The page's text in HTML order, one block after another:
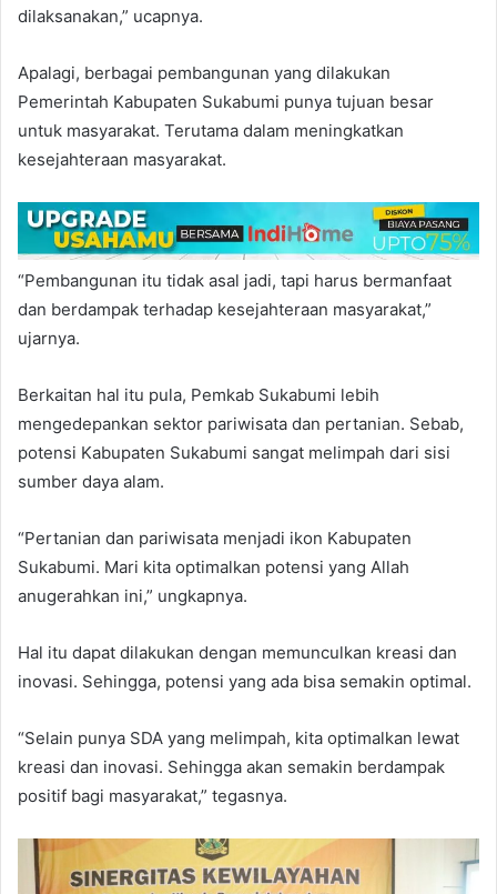
dilaksanakan,” ucapnya.
Apalagi, berbagai pembangunan yang dilakukan
Pemerintah Kabupaten Sukabumi punya tujuan besar
untuk masyarakat. Terutama dalam meningkatkan
kesejahteraan masyarakat.
“Pembangunan itu tidak asal jadi, tapi harus bermanfaat
dan berdampak terhadap kesejahteraan masyarakat,”
ujarnya.
Berkaitan hal itu pula, Pemkab Sukabumi lebih
mengedepankan sektor pariwisata dan pertanian. Sebab,
potensi Kabupaten Sukabumi sangat melimpah dari sisi
sumber daya alam.
“Pertanian dan pariwisata menjadi ikon Kabupaten
Sukabumi. Mari kita optimalkan potensi yang Allah
anugerahkan ini,” ungkapnya.
Hal itu dapat dilakukan dengan memunculkan kreasi dan
inovasi. Sehingga, potensi yang ada bisa semakin optimal.
“Selain punya SDA yang melimpah, kita optimalkan lewat
kreasi dan inovasi. Sehingga akan semakin berdampak
positif bagi masyarakat,” tegasnya.